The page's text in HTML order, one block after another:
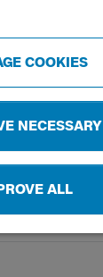
COOKIES
NECESSARY
ALL